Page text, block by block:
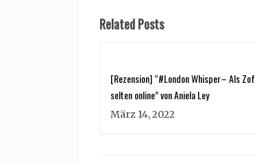
Related Posts
[Rezension] “#London Whisper– Als
selten online” von Aniela Ley
März 14, 2022